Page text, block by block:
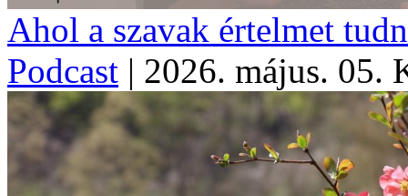
Ahol a szavak értelmet
Podcast | 2026. május. 05.